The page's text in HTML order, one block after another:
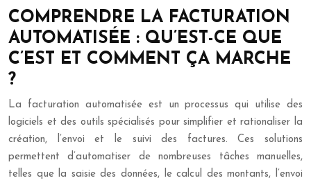
COMPRENDRE LA FACTURATION
AUTOMATISÉE : QU’EST-CE QUE
C’EST ET COMMENT ÇA MARCHE
?
La facturation automatisée est un processus qui utilise des
logiciels et des outils spécialisés pour simplifier et rationaliser la
création, l’envoi et le suivi des factures. Ces solutions
permettent d’automatiser de nombreuses tâches manuelles,
telles que la saisie des données, le calcul des montants, l’envoi